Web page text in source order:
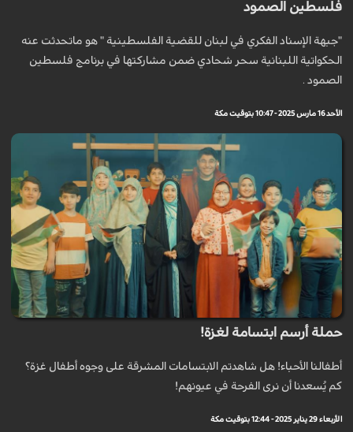
فلسطين الصمود
"جبهة الإسناد الفكري في لبنان للقضية الفلسطينية " هو ماتحدثت عنه
الحكواتية اللبنانية سحر شحادي ضمن مشاركتها في برنامج فلسطين
الصمود .
الأحد 16 مارس 2025 - 10:47 بتوقيت مكة
حملة أرسم ابتسامة لغزة!
أطفالنا الأحباء! هل شاهدتم الابتسامات المشرقة على وجوه أطفال غزة؟
كم يُسعدنا أن نرى الفرحة في عيونهم!
الأربعاء 29 يناير 2025 - 12:44 بتوقيت مكة